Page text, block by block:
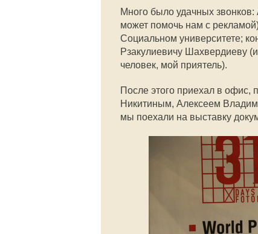
Много было удачных
может помочь нам с
Социальном университете;
Рзакулиевичу Шахвердиеву
человек, мой приятель).
После этого приехал в офис,
Никитиным, Алексеем
мы поехали на выставку